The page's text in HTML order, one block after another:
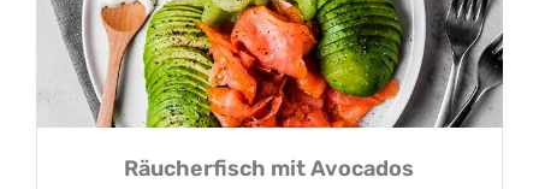
Räucherfisch mit Avocados